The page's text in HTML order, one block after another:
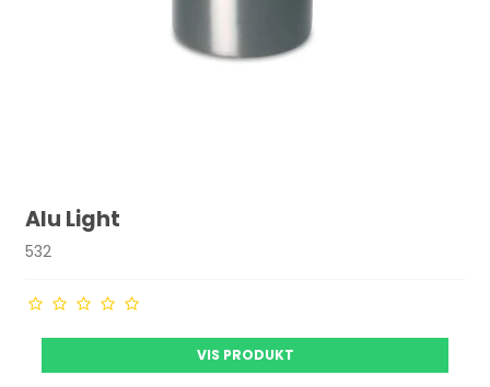
Alu Light
532
VIS PRODUKT